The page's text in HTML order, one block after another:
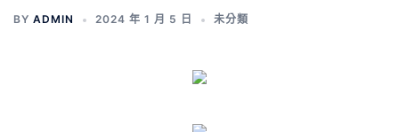
BY ADMIN 2024 年 1 月 5 日 未分類